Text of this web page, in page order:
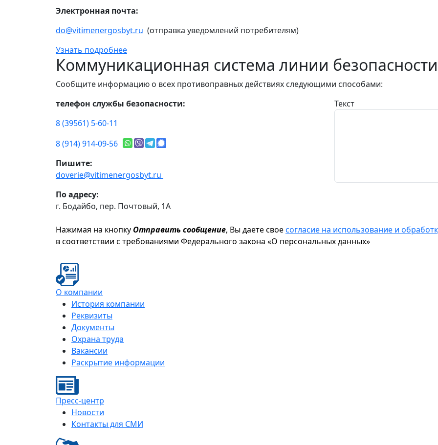
Электронная почта:
do@vitimenergosbyt.ru (отправка уведомлений потребителям)
Узнать подробнее
Коммуникационная система линии безопасности
Сообщите информацию о всех противоправных действиях следующими способами:
телефон службы безопасности:
8 (39561) 5-60-11
8 (914) 914-09-56
Пишите:
doverie@vitimenergosbyt.ru
По адресу:
г. Бодайбо, пер. Почтовый, 1А
Текст
Нажимая на кнопку Отправить сообщение, Вы даете своесогласие на использование и
в соответствии с требованиями Федерального закона «О персональных данных»
О компании
История компании
Реквизиты
Документы
Охрана труда
Вакансии
Раскрытие информации
Пресс-центр
Новости
Контакты для СМИ